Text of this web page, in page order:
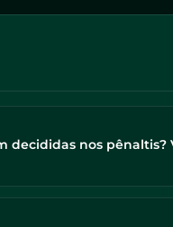
decididas nos